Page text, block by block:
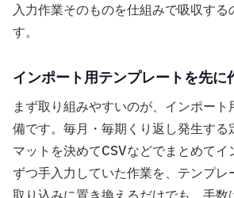
入力作業そのものを仕組みで吸収する
す。
インポート用テンプレートを先に
まず取り組みやすいのが、インポー
備です。毎月・毎期くり返し発生する
マットを決めてCSVなどでまとめて
ずつ手入力していた作業を、テンプレ